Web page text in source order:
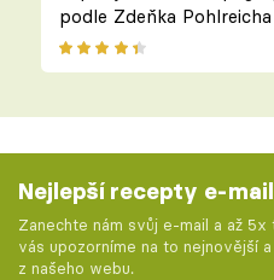
podle Zdeňka Pohlreicha
Nejlepší recepty e-
Zanechte nám svůj e-mail a až 5x
vás upozorníme na to nejnovější
z našeho webu.